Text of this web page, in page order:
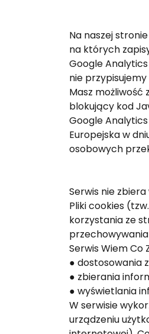
Na naszej
na których
Google
nie
Masz
blokujący kod
Google
Europejska w
osobowych
Serwis nie
Pliki cookies
korzystania ze
Serwis Wiem Co
● dostosowania
● zbierania
● wyświetlania
W serwisie
urządzeniu